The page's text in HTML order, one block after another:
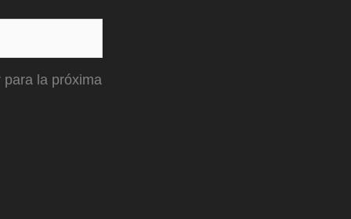
para la próxima